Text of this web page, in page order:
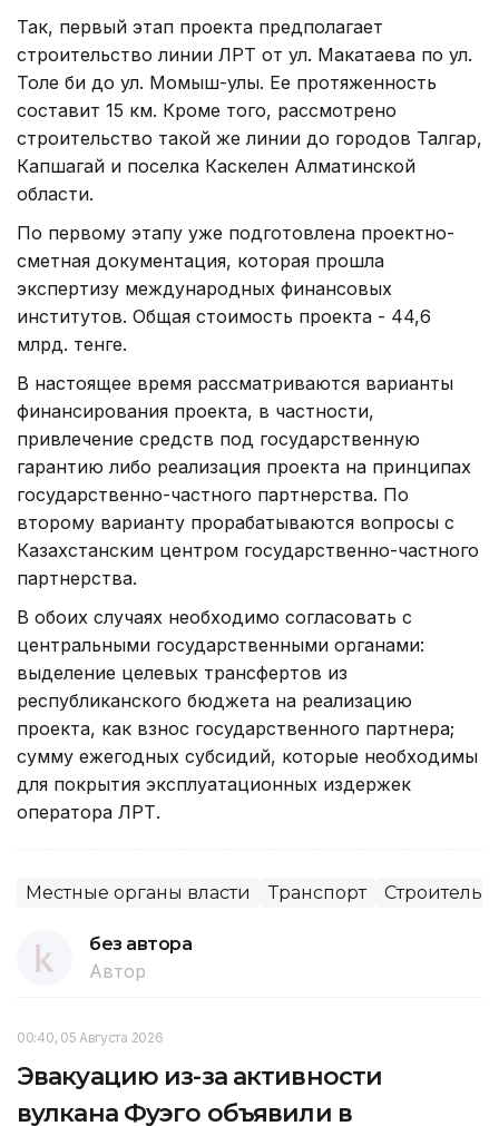
Так, первый этап проекта предполагает
строительство линии ЛРТ от ул. Макатаева по ул.
Толе би до ул. Момыш-улы. Ее протяженность
составит 15 км. Кроме того, рассмотрено
строительство такой же линии до городов Талгар,
Капшагай и поселка Каскелен Алматинской
области.
По первому этапу уже подготовлена проектно-
сметная документация, которая прошла
экспертизу международных финансовых
институтов. Общая стоимость проекта - 44,6
млрд. тенге.
В настоящее время рассматриваются варианты
финансирования проекта, в частности,
привлечение средств под государственную
гарантию либо реализация проекта на принципах
государственно-частного партнерства. По
второму варианту прорабатываются вопросы с
Казахстанским центром государственно-частного
партнерства.
В обоих случаях необходимо согласовать с
центральными государственными органами:
выделение целевых трансфертов из
республиканского бюджета на реализацию
проекта, как взнос государственного партнера;
сумму ежегодных субсидий, которые необходимы
для покрытия эксплуатационных издержек
оператора ЛРТ.
Местные органы власти Транспорт
без автора
Автор
00:40, 05 Августа 2026
Эвакуацию из-за активности
вулкана Фуэго объявили в